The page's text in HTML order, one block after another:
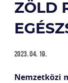
ZÖLD
2023. 04. 19.
Nemzetközi